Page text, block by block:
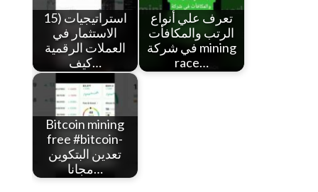
15) استراتيجيات
الاستثمار في
العملات الرقمية
كيف…
تعرف علي أنواع
الرتب والمكافأت
في شركة mining
race…
Bitcoin mining
free #bitcoin-
تعدين البتكوين
مجانا…